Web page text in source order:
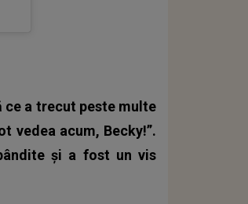
ce a trecut peste multe
vedea acum, Becky!”.
și a fost un vis